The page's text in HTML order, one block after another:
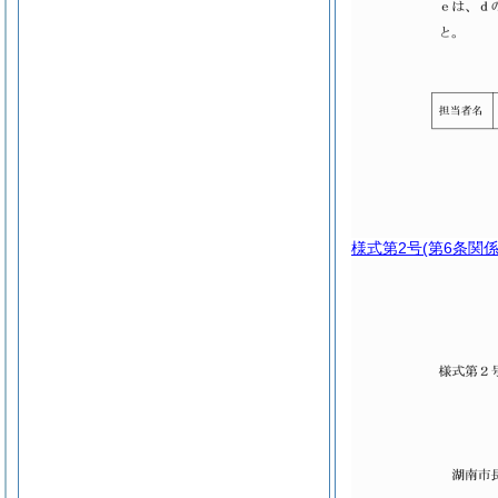
様式第2号(第6条関